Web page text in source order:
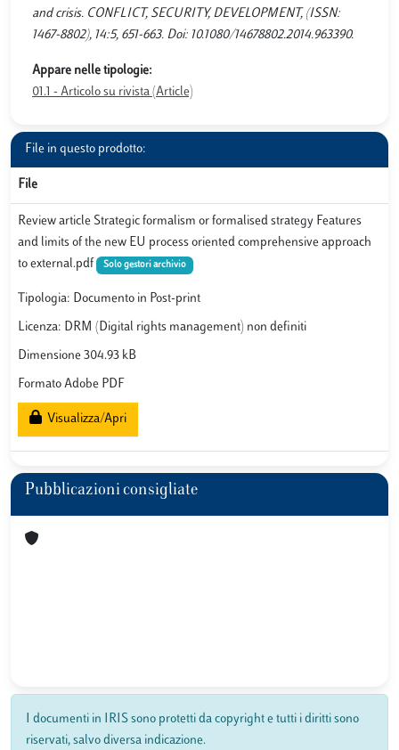
and crisis. CONFLICT, SECURITY, DEVELOPMENT, (ISSN:
1467-8802), 14:5, 651-663. Doi: 10.1080/14678802.2014.963390.
Appare nelle tipologie:
01.1 - Articolo su rivista (Article)
File in questo prodotto:
File
Review article Strategic formalism or formalised strategy Features
and limits of the new EU process oriented comprehensive approach
to external.pdf
Solo gestori archivio
Tipologia: Documento in Post-print
Licenza: DRM (Digital rights management) non definiti
Dimensione 304.93 kB
Formato Adobe PDF
Visualizza/Apri
Pubblicazioni consigliate
I documenti in IRIS sono protetti da copyright e tutti i diritti sono
riservati, salvo diversa indicazione.